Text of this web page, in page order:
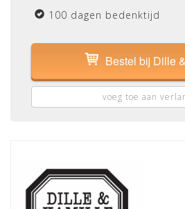
100 dagen bedenktijd
Bestel bij Dille
voeg toe aan